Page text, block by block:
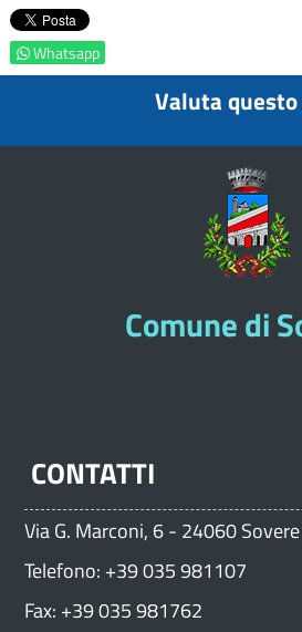
Whatsapp
Valuta
Comune di
CONTATTI
Via G. Marconi, 6 - 24060 Sovere
Telefono: +39 035 981107
Fax: +39 035 981762